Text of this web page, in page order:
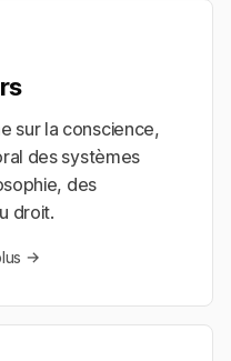
sur la conscience,
des systèmes
des
droit.
→